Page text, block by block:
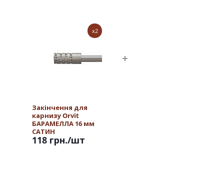
x2
Закінчення для
карнизу Orvit
БАРАМЕЛЛА 16 мм
САТИН
118 грн./шт